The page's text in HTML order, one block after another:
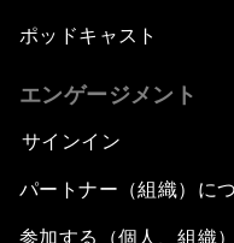
ポッドキャスト
エンゲージメント
サインイン
パートナー（組織）に
参加する（個人、組織）